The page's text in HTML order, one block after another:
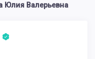
Юлия Валерьевна